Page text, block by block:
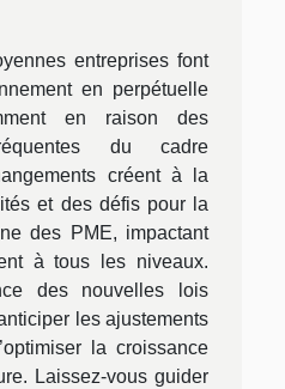
entreprises font
en perpétuelle
en raison des
du cadre
créent à la
et des défis pour la
des PME, impactant
à tous les niveaux.
des nouvelles lois
les ajustements
la croissance
Laissez-vous guider